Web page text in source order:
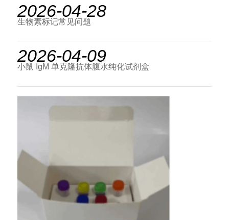
2026-04-28
生物素标记常见问题
2026-04-09
小鼠 IgM 单克隆抗体腹水纯化试剂盒